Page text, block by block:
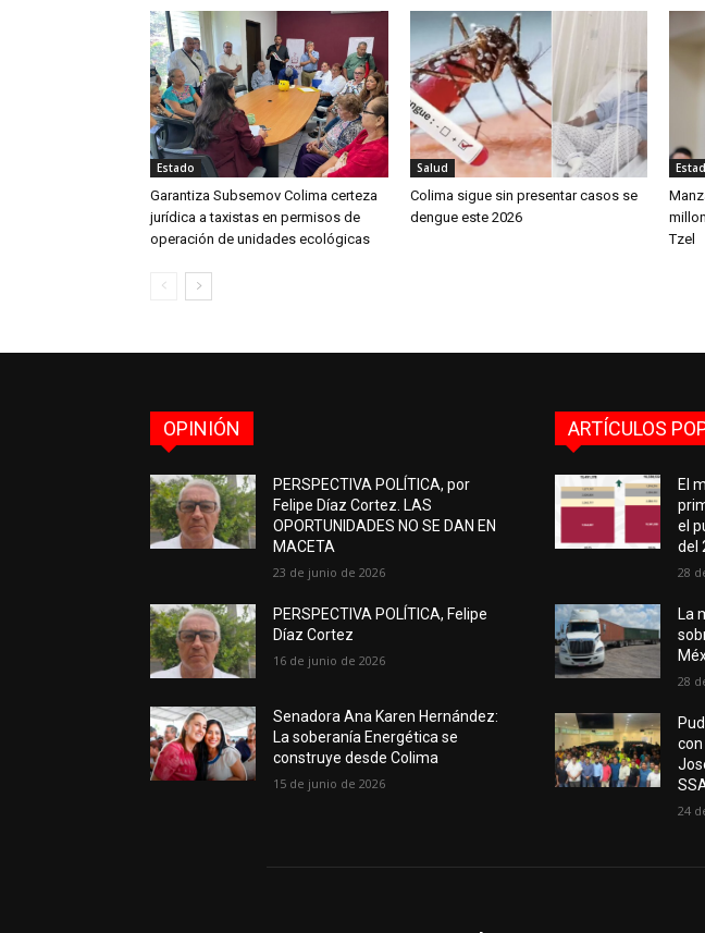
Estado
Garantiza Subsemov Colima certeza
jurídica a taxistas en permisos de
operación de unidades ecológicas
Salud
Colima sigue sin presentar casos se
dengue este 2026
Tzel
OPINIÓN
PERSPECTIVA POLÍTICA, por
Felipe Díaz Cortez. LAS
OPORTUNIDADES NO SE DAN EN
MACETA
23 de junio de 2026
PERSPECTIVA POLÍTICA, Felipe
Díaz Cortez
16 de junio de 2026
Senadora Ana Karen Hernández:
La soberanía Energética se
construye desde Colima
15 de junio de 2026
ARTÍCULOS
El
el
del
28
La
28
24